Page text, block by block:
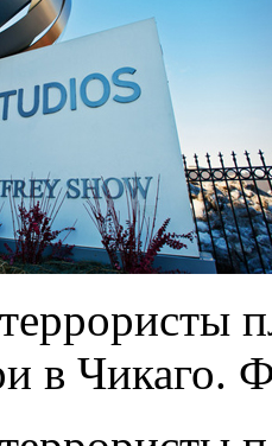
в Чикаго.